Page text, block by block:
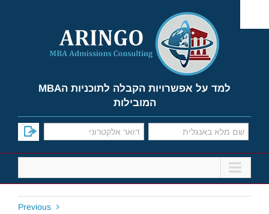
content
למד על אפשרויות הקבלה לתוכניות הMBA
המובילות
Previous